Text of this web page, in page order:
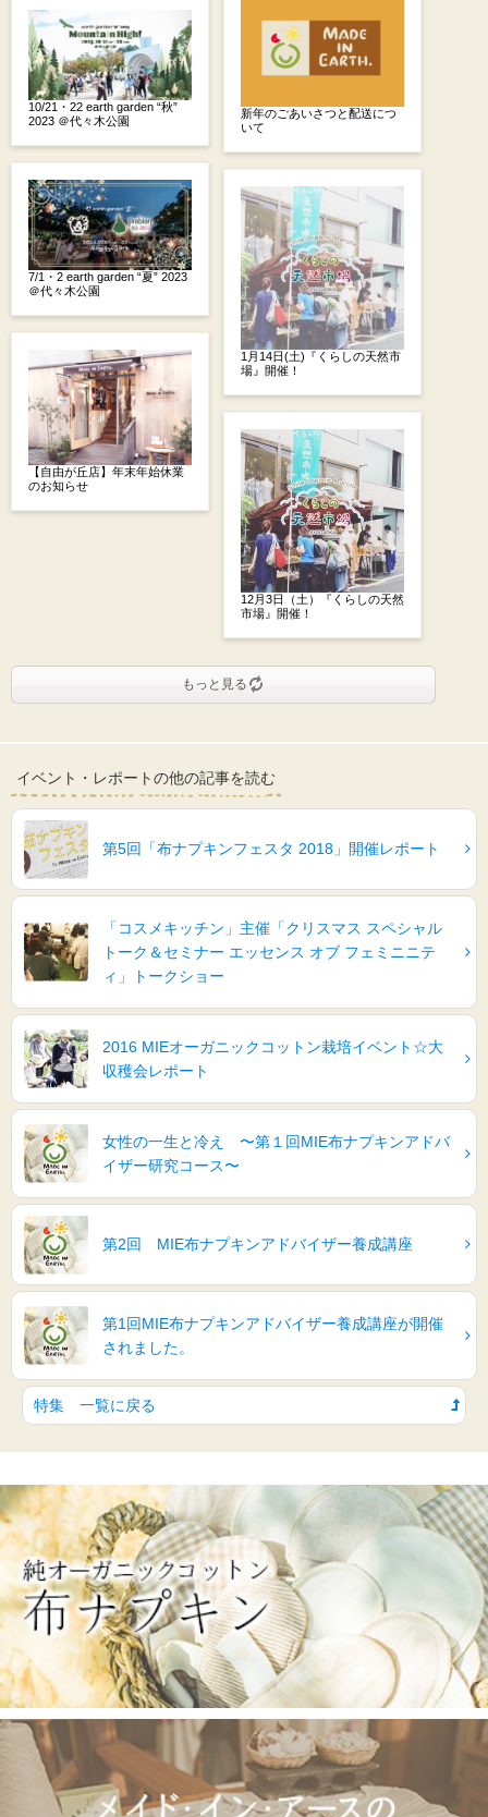
10/21・22 earth garden “秋”
2023 ＠代々木公園
7/1・2 earth garden “夏” 2023
＠代々木公園
【自由が丘店】年末年始休業
のお知らせ
新年のごあいさつと配送につ
いて
1月14日(土)『くらしの天然市
場』開催！
12月3日（土）『くらしの天然
市場』開催！
もっと見る
イベント・レポートの他の記事を読む
第5回「布ナプキンフェスタ 2018」開催レポート
「コスメキッチン」主催「クリスマス スペシャル
トーク＆セミナー エッセンス オブ フェミニニテ
ィ」トークショー
2016 MIEオーガニックコットン栽培イベント☆大
収穫会レポート
女性の一生と冷え 〜第１回MIE布ナプキンアドバ
イザー研究コース〜
第2回 MIE布ナプキンアドバイザー養成講座
第1回MIE布ナプキンアドバイザー養成講座が開催
されました。
特集 一覧に戻る